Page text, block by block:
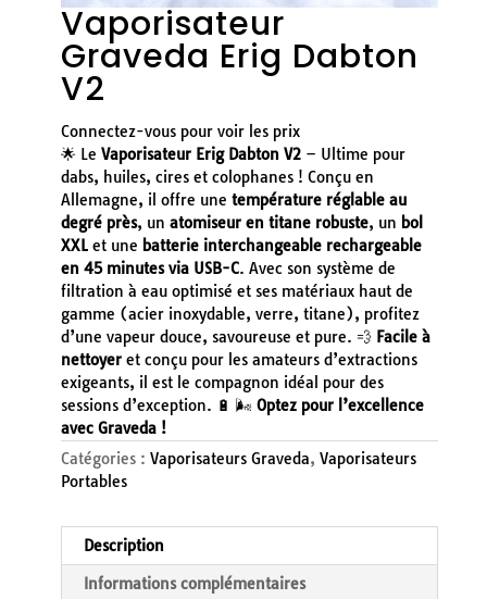
Vaporisateur
Graveda Erig Dabton
V2
Connectez-vous pour voir les prix
🌟 Le Vaporisateur Erig Dabton V2– Ultime pour
dabs, huiles, cires et colophanes ! Conçu en
Allemagne, il offre une température réglable au
degré près, un atomiseur en titane robuste, un bol
XXLet une batterie interchangeable rechargeable
en 45 minutes via USB-C. Avec son système de
filtration à eau optimisé et ses matériaux haut de
gamme (acier inoxydable, verre, titane), profitez
d’une vapeur douce, savoureuse et pure. 💨 Facile à
nettoyeret conçu pour les amateurs d’extractions
exigeants, il est le compagnon idéal pour des
sessions d’exception. 🔋 🌬️ Optez pour l’excellence
avec Graveda !
Catégories : Vaporisateurs Graveda, Vaporisateurs
Portables
Description
Informations complémentaires